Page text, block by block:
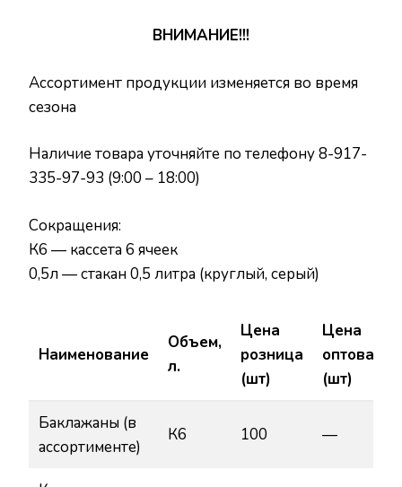
ВНИМАНИЕ!!!
Ассортимент продукции изменяется во время
сезона
Наличие товара уточняйте по телефону 8-917-
335-97-93 (9:00 – 18:00)
Сокращения:
К6 — кассета 6 ячеек
0,5л — стакан 0,5 литра (круглый, серый)
Наименование
Объем,
л.
Цена
розница
(шт)
Цена
оптовая
(шт)
Баклажаны (в
ассортименте)
К6 100 —